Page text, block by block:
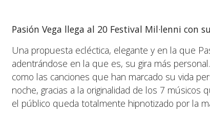
Pasión Vega llega al 20 Festival Mil·lenni con
Una propuesta ecléctica, elegante y en la que
adentrándose en la que es, su gira más
como las canciones que han marcado su vida
noche, gracias a la originalidad de los 7
el público queda totalmente hipnotizado por la